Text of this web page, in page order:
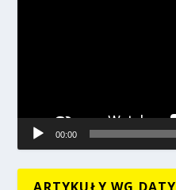
00:00
ARTYKUŁY WG DATY